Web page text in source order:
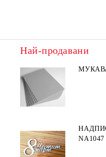
Най-продавани
NA1047